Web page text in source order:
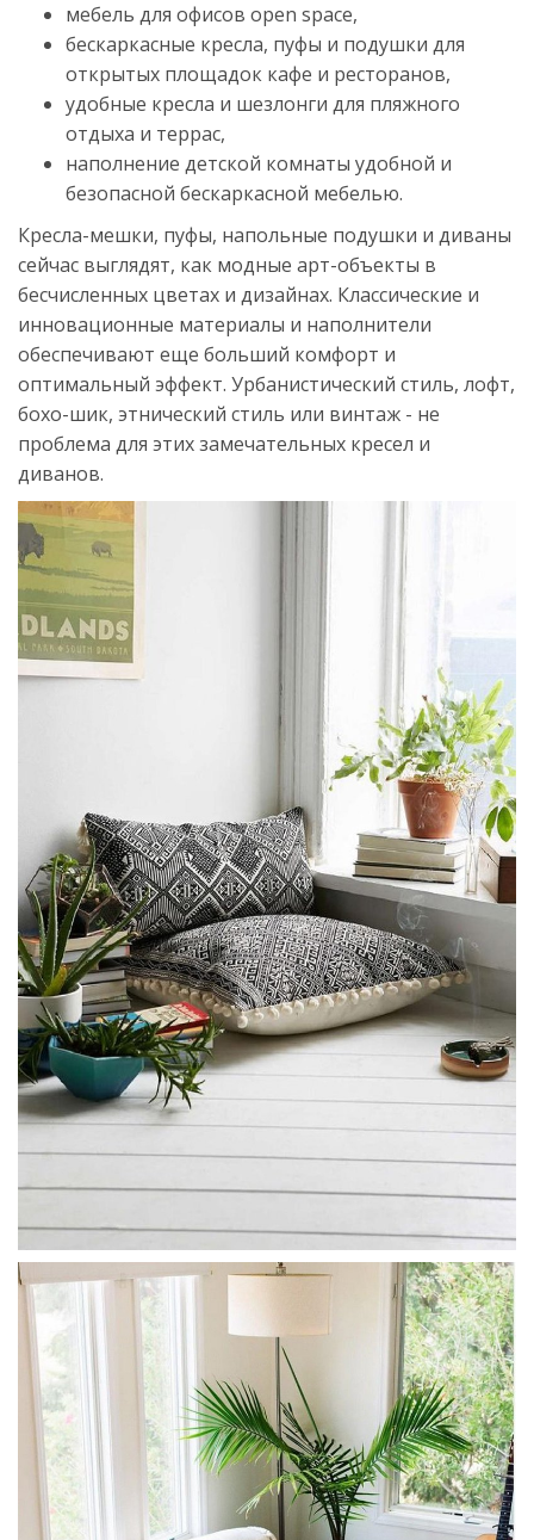
мебель для офисов open space,
бескаркасные кресла, пуфы и подушки для
открытых площадок кафе и ресторанов,
удобные кресла и шезлонги для пляжного
отдыха и террас,
наполнение детской комнаты удобной и
безопасной бескаркасной мебелью.
Кресла-мешки, пуфы, напольные подушки и диваны
сейчас выглядят, как модные арт-объекты в
бесчисленных цветах и ​​дизайнах. Классические и
инновационные материалы и наполнители
обеспечивают еще больший комфорт и
оптимальный эффект. Урбанистический стиль, лофт,
бохо-шик, этнический стиль или винтаж - не
проблема для этих замечательных кресел и
диванов.